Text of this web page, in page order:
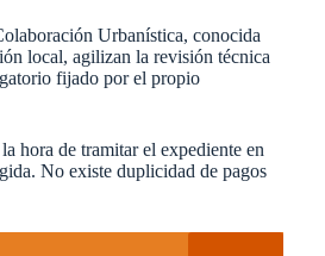
Urbanística, conocida
local, agilizan la revisión técnica
fijado por el propio
hora de tramitar el expediente en
No existe duplicidad de pagos